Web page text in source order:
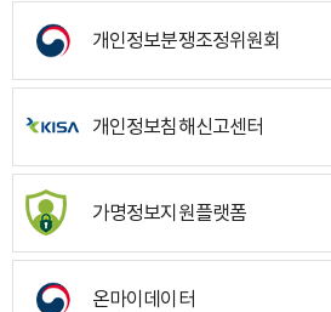
개인정보분쟁조정위원회
개인정보침해신고센터
가명정보지원플랫폼
온마이데이터